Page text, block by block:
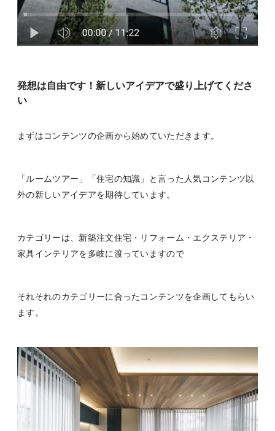
発想は自由です！新しいアイデアで盛り上げてくださ
い
まずはコンテンツの企画から始めていただきます。
「ルームツアー」「住宅の知識」と言った人気コンテンツ以
外の新しいアイデアを期待しています。
カテゴリーは、新築注文住宅・リフォーム・エクステリア・
家具インテリアを多岐に渡っていますので
それそれのカテゴリーに合ったコンテンツを企画してもらい
ます。